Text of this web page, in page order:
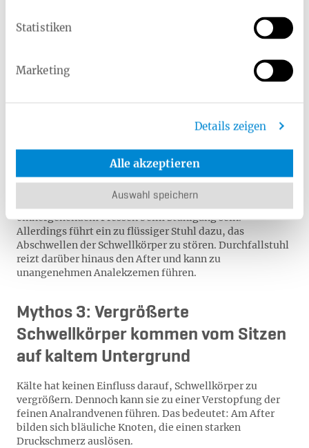
Statistiken
Marketing
Details zeigen
Alle akzeptieren
Auswahl speichern
Mythos 1: Hämorrhoidalleiden
Diese Annahme ist falsch. Vergrößerte Hämorrhoiden
Bewegungsmangel oder auch eine Schwangerschaft zu
Mythos 2: Abführmittel beugen vor
Ja, sie können ein Resultat von Verstopfung und
einhergehendem Pressen beim Stuhlgang sein.
Allerdings führt ein zu flüssiger Stuhl dazu, das
Abschwellen der Schwellkörper zu stören. Durchfallstuhl
reizt darüber hinaus den After und kann zu
unangenehmen Analekzemen führen.
Mythos 3: Vergrößerte
Schwellkörper kommen vom Sitzen
auf kaltem Untergrund
Kälte hat keinen Einfluss darauf, Schwellkörper zu
vergrößern. Dennoch kann sie zu einer Verstopfung der
feinen Analrandvenen führen. Das bedeutet: Am After
bilden sich bläuliche Knoten, die einen starken
Druckschmerz auslösen.